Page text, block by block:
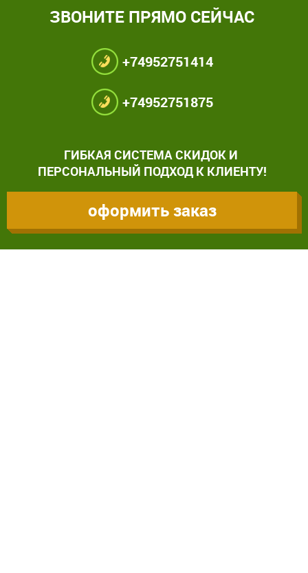
ЗВОНИТЕ ПРЯМО СЕЙЧАС
+74952751414
+74952751875
ГИБКАЯ СИСТЕМА СКИДОК И
ПЕРСОНАЛЬНЫЙ ПОДХОД К КЛИЕНТУ!
оформить заказ